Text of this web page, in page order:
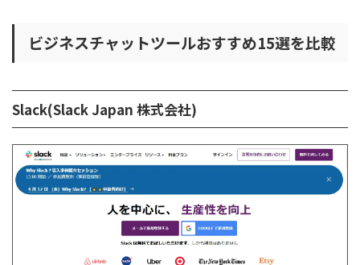
ビジネスチャットツールおすすめ15選を比較
Slack(Slack Japan 株式会社)